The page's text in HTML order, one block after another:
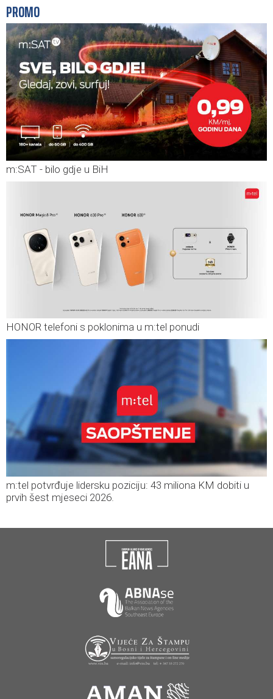
PROMO
m:SAT - bilo gdje u BiH
HONOR telefoni s poklonima u m:tel ponudi
m:tel potvrđuje lidersku poziciju: 43 miliona KM dobiti u
prvih šest mjeseci 2026.